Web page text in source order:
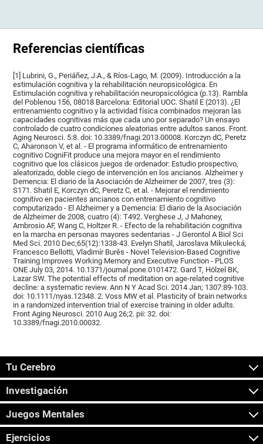
Referencias científicas
[1] Lubrini, G., Periáñez, J.A., & Ríos-Lago, M. (2009). Introducción a la
estimulación cognitiva y la rehabilitación neuropsicológica. En
Estimulación cognitiva y rehabilitación neuropsicológica (p.13). Rambla
del Poblenou 156, 08018 Barcelona: Editorial UOC. Shatil E (2013). ¿El
entrenamiento cognitivo y la actividad física combinados mejoran las
capacidades cognitivas más que cada uno por separado? Un ensayo
controlado de cuatro condiciones aleatorias entre adultos sanos. Front.
Aging Neurosci. 5:8. doi: 10.3389/fnagi.2013.00008. Korczyn dC, Peretz
C, Aharonson V, et al. - El programa informático de entrenamiento
cognitivo CogniFit produce una mejora mayor en el rendimiento
cognitivo que los clásicos juegos de ordenador: Estudio prospectivo,
aleatorizado, doble ciego de intervención en los ancianos. Alzheimer y
Demencia: El diario de la Asociación de Alzheimer de 2007, tres (3):
S171. Shatil E, Korczyn dC, Peretz C, et al. - Mejorar el rendimiento
cognitivo en pacientes ancianos con entrenamiento cognitivo
computarizado - El Alzheimer y a Demencia: El diario de la Asociación
de Alzheimer de 2008, cuatro (4): T492. Verghese J, J Mahoney,
Ambrosio AF, Wang C, Holtzer R. - Efecto de la rehabilitación cognitiva
en la marcha en personas mayores sedentarias - J Gerontol A Biol Sci
Med Sci. 2010 Dec;65(12):1338-43. Evelyn Shatil, Jaroslava Mikulecká,
Francesco Bellotti, Vladimír Burěs - Novel Television-Based Cognitive
Training Improves Working Memory and Executive Function - PLOS
ONE July 03, 2014. 10.1371/journal.pone.0101472. Gard T, Hölzel BK,
Lazar SW. The potential effects of meditation on age-related cognitive
decline: a systematic review. Ann N Y Acad Sci. 2014 Jan; 1307:89-103.
doi: 10.1111/nyas.12348. 2. Voss MW et al. Plasticity of brain networks
in a randomized intervention trial of exercise training in older adults.
Front Aging Neurosci. 2010 Aug 26;2. pii: 32. doi:
10.3389/fnagi.2010.00032.
Tu Cerebro
Investigación
Juegos Mentales
Ejercicios